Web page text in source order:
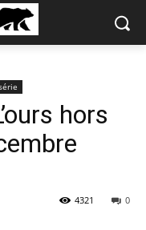
hors
0
4321